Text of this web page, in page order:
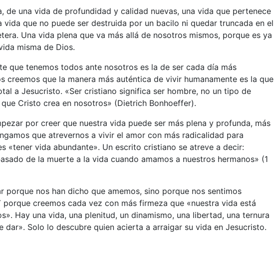
de una vida de profundidad y calidad nuevas, una vida que pertenece
vida que no puede ser destruida por un bacilo ni quedar truncada en el
Una vida plena que va más allá de nosotros mismos, porque es ya
misma de Dios.
que tenemos todos ante nosotros es la de ser cada día más
creemos que la manera más auténtica de vivir humanamente es la que
a Jesucristo. «Ser cristiano significa ser hombre, no un tipo de
Cristo crea en nosotros» (Dietrich Bonhoeffer).
por creer que nuestra vida puede ser más plena y profunda, más
que atrevernos a vivir el amor con más radicalidad para
«tener vida abundante». Un escrito cristiano se atreve a decir:
de la muerte a la vida cuando amamos a nuestros hermanos» (1
porque nos han dicho que amemos, sino porque nos sentimos
porque creemos cada vez con más firmeza que «nuestra vida está
Hay una vida, una plenitud, un dinamismo, una libertad, una ternura
dar». Solo lo descubre quien acierta a arraigar su vida en Jesucristo.